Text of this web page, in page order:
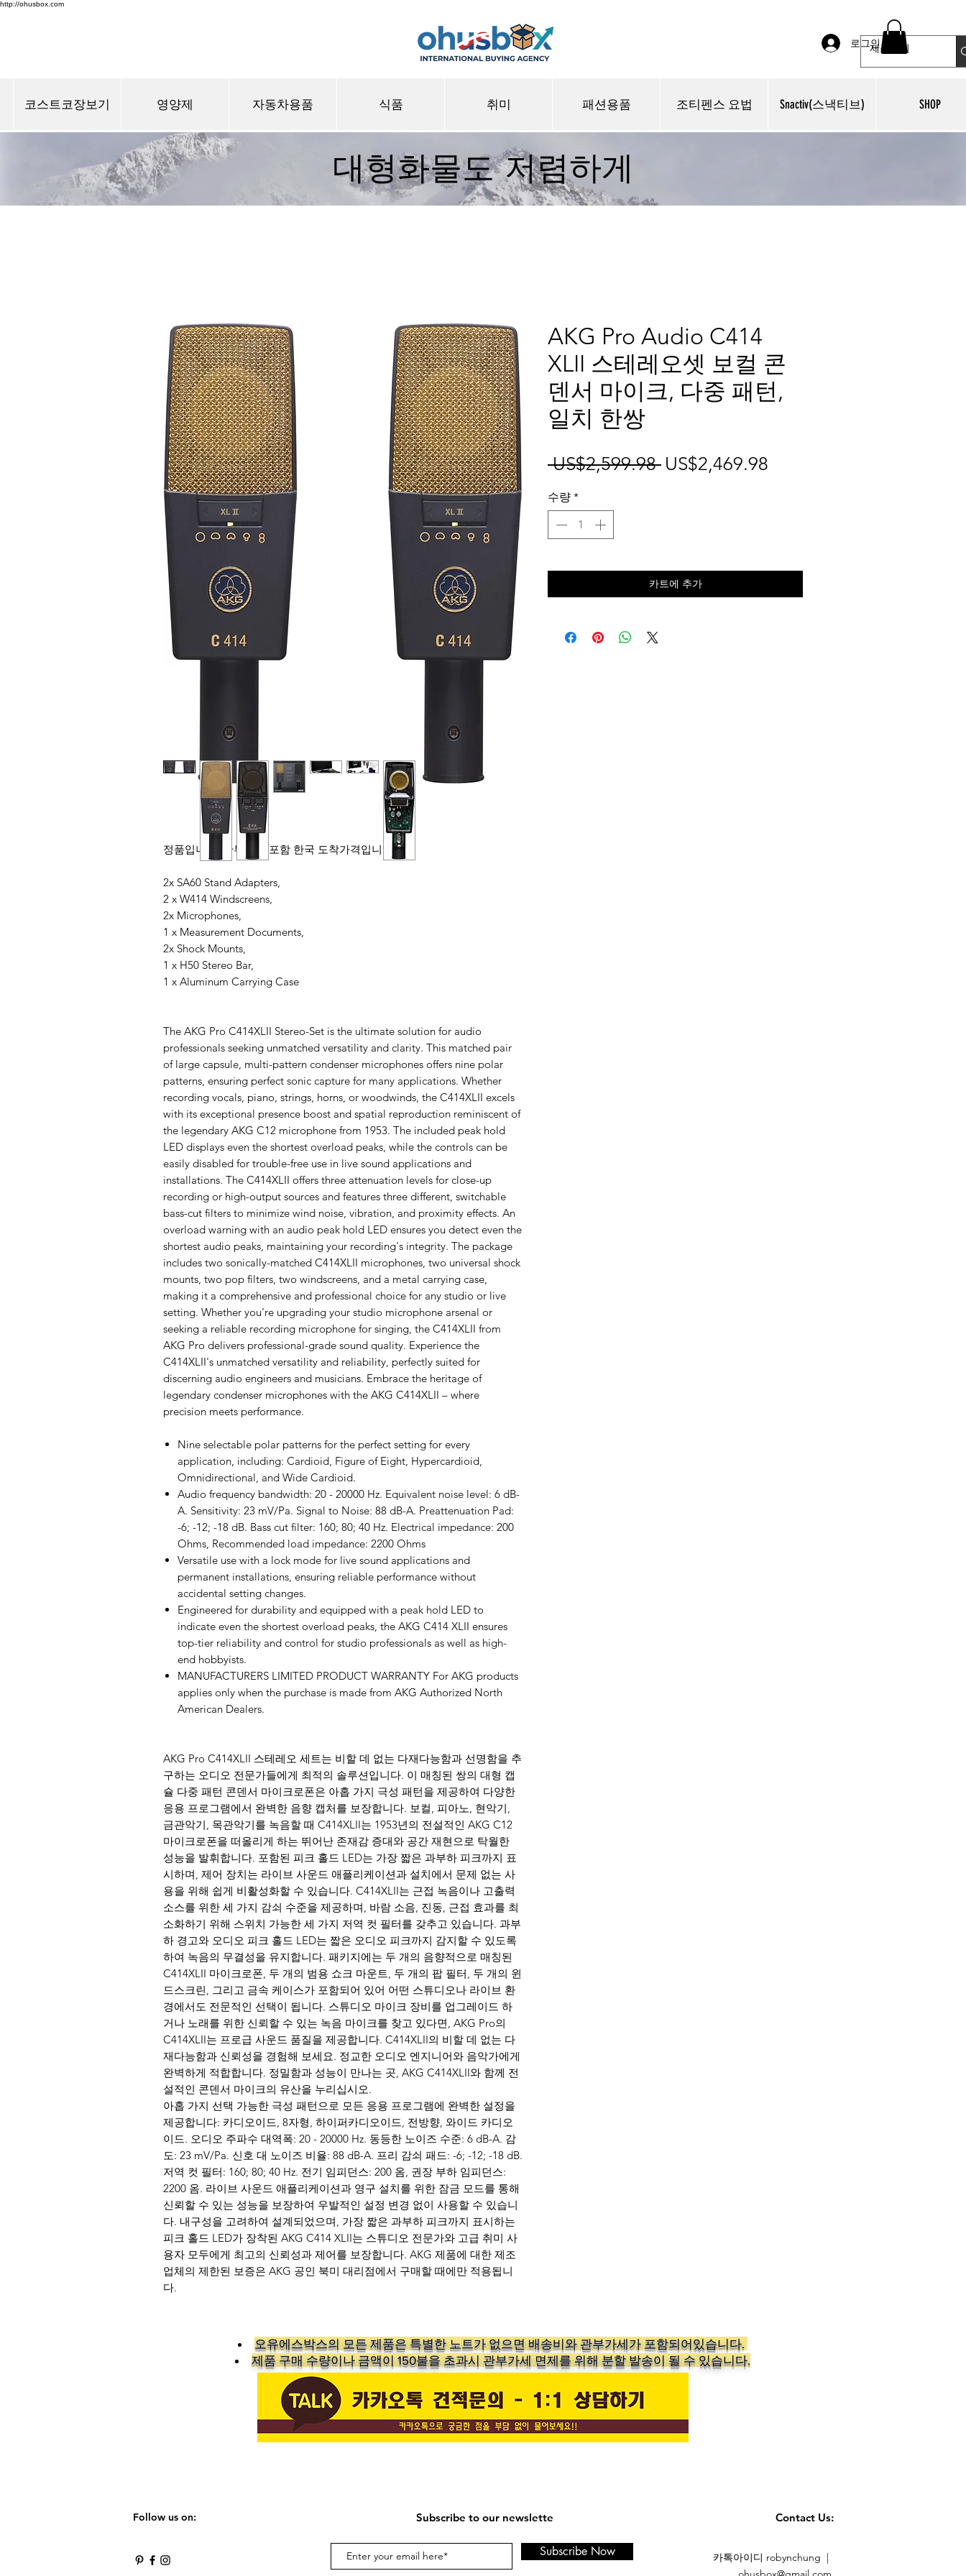
http://ohusbox.com
로그인
코스트코장보기 영양제 자동차용품 식품 취미 패션용품 조티펜스 요법 Snactiv(스낵티브) SHOP
대형화물도 저렴하게
정품입니다. 관부가세 포함 한국 도착가격입니다.
2x SA60 Stand Adapters,
2 x W414 Windscreens,
2x Microphones,
1 x Measurement Documents,
2x Shock Mounts,
1 x H50 Stereo Bar,
1 x Aluminum Carrying Case
The AKG Pro C414XLII Stereo-Set is the ultimate solution for audio
professionals seeking unmatched versatility and clarity. This matched pair
of large capsule, multi-pattern condenser microphones offers nine polar
patterns, ensuring perfect sonic capture for many applications. Whether
recording vocals, piano, strings, horns, or woodwinds, the C414XLII excels
with its exceptional presence boost and spatial reproduction reminiscent of
the legendary AKG C12 microphone from 1953. The included peak hold
LED displays even the shortest overload peaks, while the controls can be
easily disabled for trouble-free use in live sound applications and
installations. The C414XLII offers three attenuation levels for close-up
recording or high-output sources and features three different, switchable
bass-cut filters to minimize wind noise, vibration, and proximity effects. An
overload warning with an audio peak hold LED ensures you detect even the
shortest audio peaks, maintaining your recording's integrity. The package
includes two sonically-matched C414XLII microphones, two universal shock
mounts, two pop filters, two windscreens, and a metal carrying case,
making it a comprehensive and professional choice for any studio or live
setting. Whether you're upgrading your studio microphone arsenal or
seeking a reliable recording microphone for singing, the C414XLII from
AKG Pro delivers professional-grade sound quality. Experience the
C414XLII's unmatched versatility and reliability, perfectly suited for
discerning audio engineers and musicians. Embrace the heritage of
legendary condenser microphones with the AKG C414XLII – where
precision meets performance.
Nine selectable polar patterns for the perfect setting for every
application, including: Cardioid, Figure of Eight, Hypercardioid,
Omnidirectional, and Wide Cardioid.
Audio frequency bandwidth: 20 - 20000 Hz. Equivalent noise level: 6 dB-
A. Sensitivity: 23 mV/Pa. Signal to Noise: 88 dB-A. Preattenuation Pad:
-6; -12; -18 dB. Bass cut filter: 160; 80; 40 Hz. Electrical impedance: 200
Ohms, Recommended load impedance: 2200 Ohms
Versatile use with a lock mode for live sound applications and
permanent installations, ensuring reliable performance without
accidental setting changes.
Engineered for durability and equipped with a peak hold LED to
indicate even the shortest overload peaks, the AKG C414 XLII ensures
top-tier reliability and control for studio professionals as well as high-
end hobbyists.
MANUFACTURERS LIMITED PRODUCT WARRANTY For AKG products
applies only when the purchase is made from AKG Authorized North
American Dealers.
AKG Pro C414XLII 스테레오 세트는 비할 데 없는 다재다능함과 선명함을 추
구하는 오디오 전문가들에게 최적의 솔루션입니다. 이 매칭된 쌍의 대형 캡
슐 다중 패턴 콘덴서 마이크로폰은 아홉 가지 극성 패턴을 제공하여 다양한
응용 프로그램에서 완벽한 음향 캡처를 보장합니다. 보컬, 피아노, 현악기,
금관악기, 목관악기를 녹음할 때 C414XLII는 1953년의 전설적인 AKG C12
마이크로폰을 떠올리게 하는 뛰어난 존재감 증대와 공간 재현으로 탁월한
성능을 발휘합니다. 포함된 피크 홀드 LED는 가장 짧은 과부하 피크까지 표
시하며, 제어 장치는 라이브 사운드 애플리케이션과 설치에서 문제 없는 사
용을 위해 쉽게 비활성화할 수 있습니다. C414XLII는 근접 녹음이나 고출력
소스를 위한 세 가지 감쇠 수준을 제공하며, 바람 소음, 진동, 근접 효과를 최
소화하기 위해 스위치 가능한 세 가지 저역 컷 필터를 갖추고 있습니다. 과부
하 경고와 오디오 피크 홀드 LED는 짧은 오디오 피크까지 감지할 수 있도록
하여 녹음의 무결성을 유지합니다. 패키지에는 두 개의 음향적으로 매칭된
C414XLII 마이크로폰, 두 개의 범용 쇼크 마운트, 두 개의 팝 필터, 두 개의 윈
드스크린, 그리고 금속 케이스가 포함되어 있어 어떤 스튜디오나 라이브 환
경에서도 전문적인 선택이 됩니다. 스튜디오 마이크 장비를 업그레이드 하
거나 노래를 위한 신뢰할 수 있는 녹음 마이크를 찾고 있다면, AKG Pro의
C414XLII는 프로급 사운드 품질을 제공합니다. C414XLII의 비할 데 없는 다
재다능함과 신뢰성을 경험해 보세요. 정교한 오디오 엔지니어와 음악가에게
완벽하게 적합합니다. 정밀함과 성능이 만나는 곳, AKG C414XLII와 함께 전
설적인 콘덴서 마이크의 유산을 누리십시오.
아홉 가지 선택 가능한 극성 패턴으로 모든 응용 프로그램에 완벽한 설정을
제공합니다: 카디오이드, 8자형, 하이퍼카디오이드, 전방향, 와이드 카디오
이드. 오디오 주파수 대역폭: 20 - 20000 Hz. 동등한 노이즈 수준: 6 dB-A. 감
도: 23 mV/Pa. 신호 대 노이즈 비율: 88 dB-A. 프리 감쇠 패드: -6; -12; -18 dB.
저역 컷 필터: 160; 80; 40 Hz. 전기 임피던스: 200 옴, 권장 부하 임피던스:
2200 옴. 라이브 사운드 애플리케이션과 영구 설치를 위한 잠금 모드를 통해
신뢰할 수 있는 성능을 보장하여 우발적인 설정 변경 없이 사용할 수 있습니
다. 내구성을 고려하여 설계되었으며, 가장 짧은 과부하 피크까지 표시하는
피크 홀드 LED가 장착된 AKG C414 XLII는 스튜디오 전문가와 고급 취미 사
용자 모두에게 최고의 신뢰성과 제어를 보장합니다. AKG 제품에 대한 제조
업체의 제한된 보증은 AKG 공인 북미 대리점에서 구매할 때에만 적용됩니
다.
AKG Pro Audio C414
XLII 스테레오셋 보컬 콘
덴서 마이크, 다중 패턴,
일치 한쌍
US$2,599.98 일
US$2,469.98
수량 *
카트에 추가
오유에스박스의 ​모든 제품은 특별한 노트가 없으면 배송비와 관부가세가 포함되어있습니다.
​제품 구매 수량이나 금액이 150불을 초과시 관부가세 면제를 위해 분할 발송이 될 수 있습니다.
Follow us on: Contact Us:
카톡아이디 robynchung |
Subscribe to our newslette
Subscribe Now